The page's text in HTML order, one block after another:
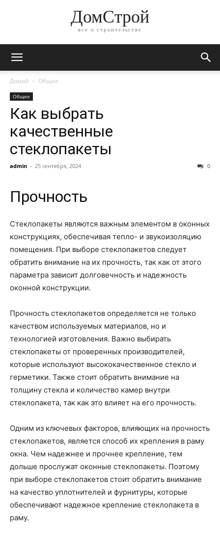
ДомСтрой
все о строительстве
Домой Общее
Общее
Как выбрать
качественные
стеклопакеты
admin - 25 сентября, 2024 0
Прочность
Стеклопакеты являются важным элементом в оконных
конструкциях, обеспечивая тепло- и звукоизоляцию
помещения. При выборе стеклопакетов следует
обратить внимание на их прочность, так как от этого
параметра зависит долговечность и надежность
оконной конструкции.
Прочность стеклопакетов определяется не только
качеством используемых материалов, но и
технологией изготовления. Важно выбирать
стеклопакеты от проверенных производителей,
которые используют высококачественное стекло и
герметики. Также стоит обратить внимание на
толщину стекла и количество камер внутри
стеклопакета, так как это влияет на его прочность.
Одним из ключевых факторов, влияющих на прочность
стеклопакетов, является способ их крепления в раму
окна. Чем надежнее и прочнее крепление, тем
дольше прослужат оконные стеклопакеты. Поэтому
при выборе стеклопакетов стоит обратить внимание
на качество уплотнителей и фурнитуры, которые
обеспечивают надежное крепление стеклопакета в
раму.